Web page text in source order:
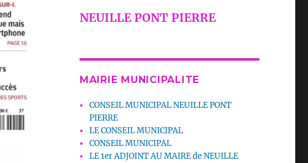
NEUILLE PONT PIERRE
MAIRIE MUNICIPALITE
CONSEIL MUNICIPAL NEUILLE PONT
PIERRE
LE CONSEIL MUNICIPAL
CONSEIL MUNICIPAL
LE 1er ADJOINT AU MAIRE de NEUILLE